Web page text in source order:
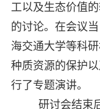
工以及生态价值
的讨论。在会议
海交通大学等科
种质资源的保护
行了专题演讲。
研讨会结束后